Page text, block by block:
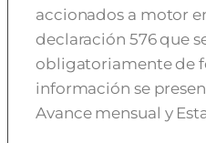
accionados a motor
declaración 576 que
obligatoriamente de
información se
Avance mensual y